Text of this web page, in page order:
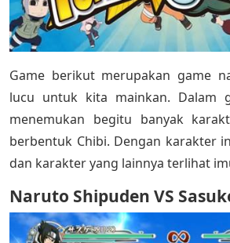
Game berikut merupakan game
lucu untuk kita mainkan. Dalam
menemukan begitu banyak
berbentuk Chibi. Dengan karakter
dan karakter yang lainnya terlihat
Naruto Shipuden VS